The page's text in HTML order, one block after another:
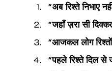
"अब रिश्ते निभाए
"जहाँ ज़रा सी
"आजकल लोग
"पहले रिश्ते दिल